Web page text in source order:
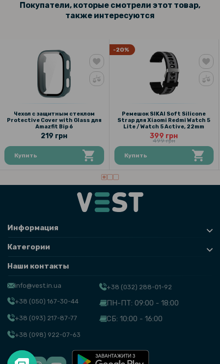
Чехол с защитным стеклом Protective Cover with Glass для Amazfit
303 грн
Металлический ремешок Milanese Magnetic для смарт-часов
Amazfit Bip 6 / 5, 22mm
95 грн
119 грн
Противоударное защитное стекло SoftGlass Full Cover PMMA для
Amazfit Active 2, Black
Покупатели, которые смотрели этот товар,
также интересуются
Чехол с защитным стеклом
Protective Cover with Glass для
Amazfit Bip 6
219 грн
Купить
-20%
Ремешок SIKAI Soft Silicone
Strap для Xiaomi Redmi Watch 5
Lite / Watch 5 Active, 22mm
399 грн
499 грн
Купить
Информация
Категории
Наши контакты
info@vest.in.ua
+38 (050) 167-30-44
+38 (093) 217-87-77
+38 (098) 922-07-63
+38 (032) 288-01-92
ПН-ПТ: 09:00 - 18:00
СБ: 10:00 - 16:00